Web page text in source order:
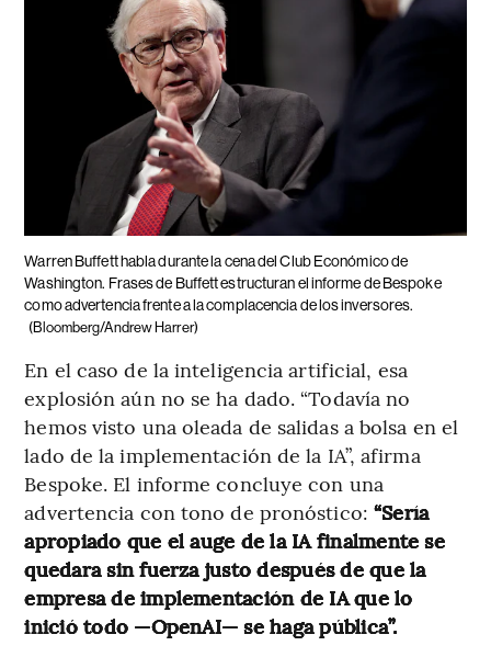
Warren Buffett habla durante la cena del Club Económico de
Washington. Frases de Buffett estructuran el informe de Bespoke
como advertencia frente a la complacencia de los inversores.
(Bloomberg/Andrew Harrer)
En el caso de la inteligencia artificial, esa
explosión aún no se ha dado. “Todavía no
hemos visto una oleada de salidas a bolsa en el
lado de la implementación de la IA”, afirma
Bespoke. El informe concluye con una
advertencia con tono de pronóstico: “Sería
apropiado que el auge de la IA finalmente se
quedara sin fuerza justo después de que la
empresa de implementación de IA que lo
inició todo —OpenAI— se haga pública”.